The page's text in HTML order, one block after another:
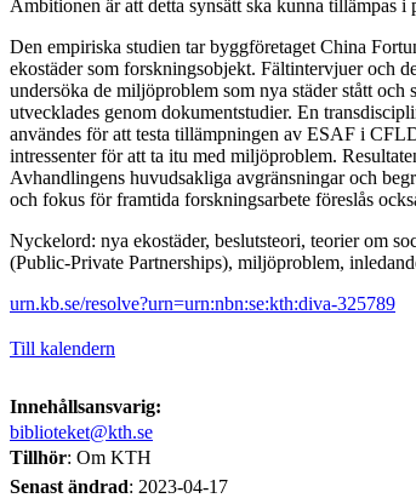
Ambitionen är att detta synsätt ska kunna tillämpas i
Den empiriska studien tar byggföretaget China
ekostäder som forskningsobjekt. Fältintervjuer och
undersöka de miljöproblem som nya städer stått och
utvecklades genom dokumentstudier. En
användes för att testa tillämpningen av ESAF i
intressenter för att ta itu med miljöproblem.
Avhandlingens huvudsakliga avgränsningar och
och fokus för framtida forskningsarbete föreslås
Nyckelord: nya ekostäder, beslutsteori, teorier om
(Public-Private Partnerships), miljöproblem,
urn.kb.se/resolve?urn=urn:nbn:se:kth:diva-325789
Till kalendern
Innehållsansvarig:
biblioteket@kth.se
Tillhör: Om KTH
Senast ändrad: 2023-04-17